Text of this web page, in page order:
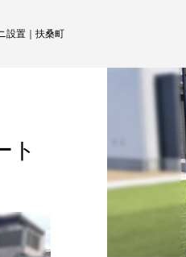
設置｜扶桑町
ト